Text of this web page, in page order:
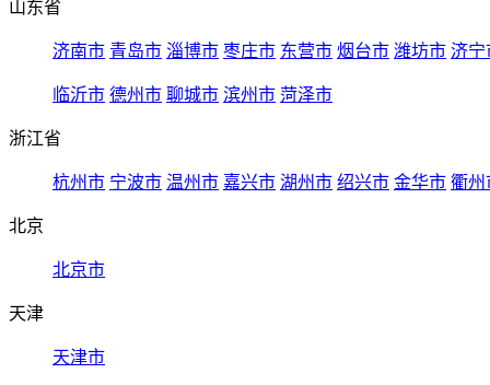
山东省
济南市 青岛市 淄博市 枣庄市 东营市 烟台市 潍坊市 济宁
临沂市 德州市 聊城市 滨州市 菏泽市
浙江省
杭州市 宁波市 温州市 嘉兴市 湖州市 绍兴市 金华市 衢州
北京
北京市
天津
天津市